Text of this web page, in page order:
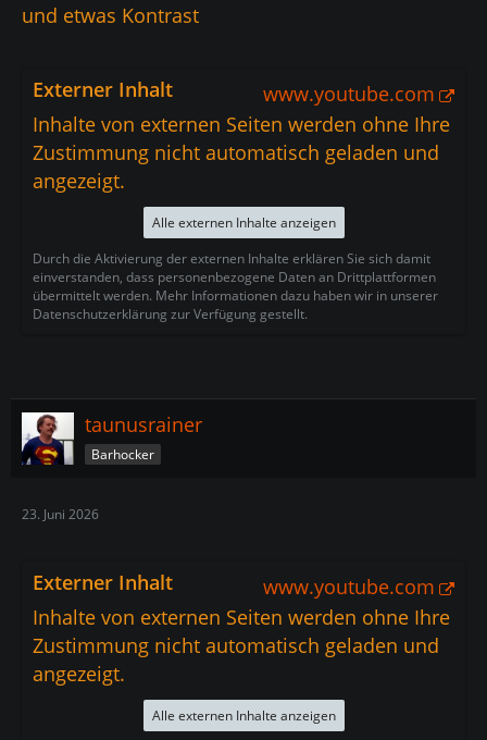
und etwas Kontrast
Externer Inhalt
www.youtube.com
Inhalte von externen Seiten werden ohne Ihre
Zustimmung nicht automatisch geladen und
angezeigt.
Alle externen Inhalte anzeigen
Durch die Aktivierung der externen Inhalte erklären Sie sich damit
einverstanden, dass personenbezogene Daten an Drittplattformen
übermittelt werden. Mehr Informationen dazu haben wir in unserer
Datenschutzerklärung zur Verfügung gestellt.
taunusrainer
Barhocker
23. Juni 2026
Externer Inhalt
www.youtube.com
Inhalte von externen Seiten werden ohne Ihre
Zustimmung nicht automatisch geladen und
angezeigt.
Alle externen Inhalte anzeigen